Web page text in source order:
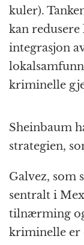
kuler).
kan
integrasjon
kriminelle
Sheinbaum
strategien,
Galvez, som
sentralt i
tilnærming
kriminelle er